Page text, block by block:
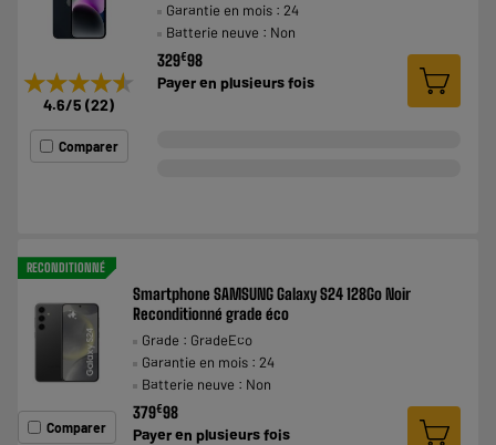
★★★★★
★★★★★
4.6/5 (22)
Comparer
Garantie en mois : 24
Batterie neuve : Non
329€98
Payer en plusieurs fois
RECONDITIONNÉ
Comparer
Smartphone SAMSUNG Galaxy S24 128Go Noir
Reconditionné grade éco
Grade : GradeEco
Garantie en mois : 24
Batterie neuve : Non
379€98
Payer en plusieurs fois